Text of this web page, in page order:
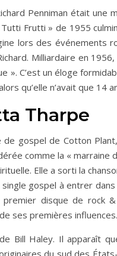
Penniman était une
Frutti » de 1955
lors des événements
Milliardaire en
». C’est un éloge
qu’elle n’avait que 14
Tharpe
gospel de Cotton
comme la « marraine
Elle a sorti la
gospel à entrer
disque de rock
ses premières influences.
Bill Haley. Il apparaît
du sud des